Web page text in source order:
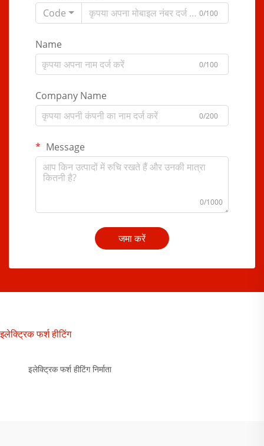
Code
0/100
Name
0/100
Company Name
0/200
Message
0/1000
जमा करें
इलेक्ट्रिक फर्श हीटिंग
इलेक्ट्रिक फर्श हीटिंग निर्माता